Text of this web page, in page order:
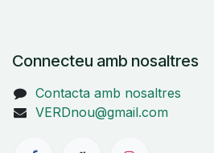
Connecteu amb nosaltres
Contacta amb nosaltres
VERDnou@gmail.com